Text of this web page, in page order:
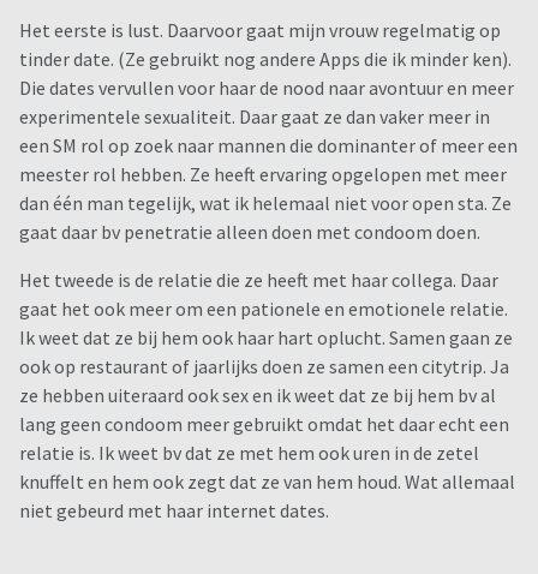
Het eerste is lust. Daarvoor gaat mijn vrouw regelmatig op
tinder date. (Ze gebruikt nog andere Apps die ik minder ken).
Die dates vervullen voor haar de nood naar avontuur en meer
experimentele sexualiteit. Daar gaat ze dan vaker meer in
een SM rol op zoek naar mannen die dominanter of meer een
meester rol hebben. Ze heeft ervaring opgelopen met meer
dan één man tegelijk, wat ik helemaal niet voor open sta. Ze
gaat daar bv penetratie alleen doen met condoom doen.
Het tweede is de relatie die ze heeft met haar collega. Daar
gaat het ook meer om een pationele en emotionele relatie.
Ik weet dat ze bij hem ook haar hart oplucht. Samen gaan ze
ook op restaurant of jaarlijks doen ze samen een citytrip. Ja
ze hebben uiteraard ook sex en ik weet dat ze bij hem bv al
lang geen condoom meer gebruikt omdat het daar echt een
relatie is. Ik weet bv dat ze met hem ook uren in de zetel
knuffelt en hem ook zegt dat ze van hem houd. Wat allemaal
niet gebeurd met haar internet dates.